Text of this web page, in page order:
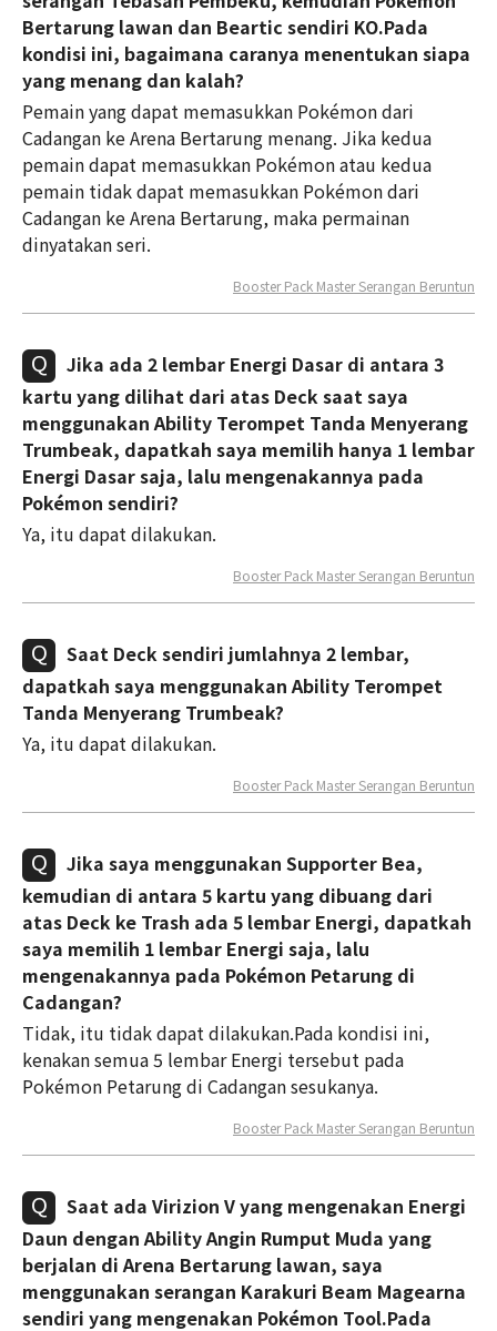
Bertarung lawan dan Beartic sendiri KO.Pada
kondisi ini, bagaimana caranya menentukan siapa
yang menang dan kalah?
Pemain yang dapat memasukkan Pokémon dari
Cadangan ke Arena Bertarung menang. Jika kedua
pemain dapat memasukkan Pokémon atau kedua
pemain tidak dapat memasukkan Pokémon dari
Cadangan ke Arena Bertarung, maka permainan
dinyatakan seri.
Booster Pack Master Serangan Beruntun
Jika ada 2 lembar Energi Dasar di antara 3
kartu yang dilihat dari atas Deck saat saya
menggunakan Ability Terompet Tanda Menyerang
Trumbeak, dapatkah saya memilih hanya 1 lembar
Energi Dasar saja, lalu mengenakannya pada
Pokémon sendiri?
Ya, itu dapat dilakukan.
Booster Pack Master Serangan Beruntun
Saat Deck sendiri jumlahnya 2 lembar,
dapatkah saya menggunakan Ability Terompet
Tanda Menyerang Trumbeak?
Ya, itu dapat dilakukan.
Booster Pack Master Serangan Beruntun
Jika saya menggunakan Supporter Bea,
kemudian di antara 5 kartu yang dibuang dari
atas Deck ke Trash ada 5 lembar Energi, dapatkah
saya memilih 1 lembar Energi saja, lalu
mengenakannya pada Pokémon Petarung di
Cadangan?
Tidak, itu tidak dapat dilakukan.Pada kondisi ini,
kenakan semua 5 lembar Energi tersebut pada
Pokémon Petarung di Cadangan sesukanya.
Booster Pack Master Serangan Beruntun
Saat ada Virizion V yang mengenakan Energi
Daun dengan Ability Angin Rumput Muda yang
berjalan di Arena Bertarung lawan, saya
menggunakan serangan Karakuri Beam Magearna
sendiri yang mengenakan Pokémon Tool.Pada